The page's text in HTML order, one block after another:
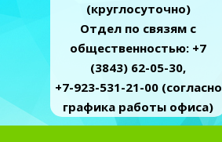
(круглосуточно)
Отдел по связям с
общественностью: +7
(3843) 62-05-30,
+7-923-531-21-00 (согласно
графика работы офиса)